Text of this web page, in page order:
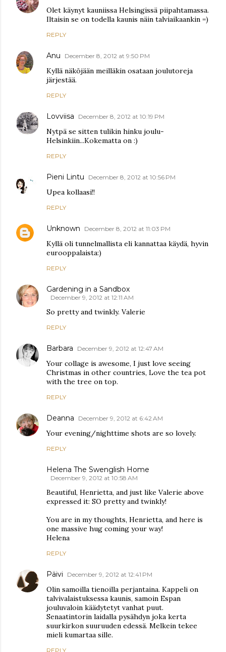
Olet käynyt kauniissa Helsingissä piipahtamassa.
Iltaisin se on todella kaunis näin talviaikaankin =)
REPLY
Anu December 8, 2012 at 9:50 PM
Kyllä näköjään meilläkin osataan joulutoreja
järjestää.
REPLY
Lovviisa December 8, 2012 at 10:19 PM
Nytpä se sitten tulikin hinku joulu-
Helsinkiin...Kokematta on :)
REPLY
Pieni Lintu December 8, 2012 at 10:56 PM
Upea kollaasi!!
REPLY
Unknown December 8, 2012 at 11:03 PM
Kyllä oli tunnelmallista eli kannattaa käydä, hyvin
eurooppalaista:)
REPLY
Gardening in a Sandbox
December 9, 2012 at 12:11 AM
So pretty and twinkly. Valerie
REPLY
Barbara December 9, 2012 at 12:47 AM
Your collage is awesome, I just love seeing
Christmas in other countries, Love the tea pot
with the tree on top.
REPLY
Deanna December 9, 2012 at 6:42 AM
Your evening/nighttime shots are so lovely.
REPLY
Helena The Swenglish Home
December 9, 2012 at 10:58 AM
Beautiful, Henrietta, and just like Valerie above
expressed it: SO pretty and twinkly!
You are in my thoughts, Henrietta, and here is
one massive hug coming your way!
Helena
REPLY
Päivi December 9, 2012 at 12:41 PM
Olin samoilla tienoilla perjantaina. Kappeli on
talvivalaistuksessa kaunis, samoin Espan
jouluvaloin käädytetyt vanhat puut.
Senaatintorin laidalla pysähdyn joka kerta
suurkirkon suuruuden edessä. Melkein tekee
mieli kumartaa sille.
REPLY